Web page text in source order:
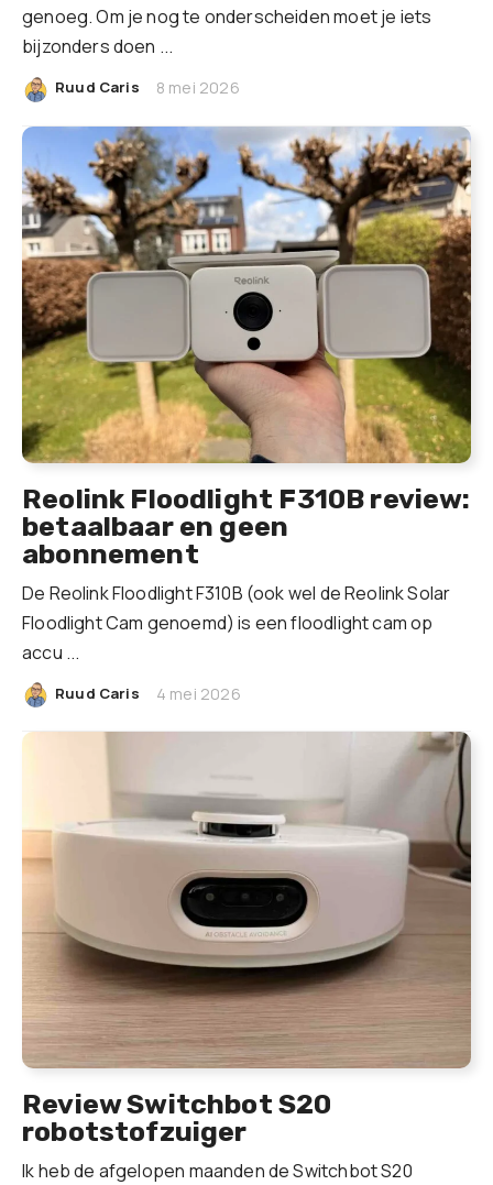
genoeg. Om je nog te onderscheiden moet je iets
bijzonders doen ...
Ruud Caris 8 mei 2026
Reolink Floodlight F310B review:
betaalbaar en geen
abonnement
De Reolink Floodlight F310B (ook wel de Reolink Solar
Floodlight Cam genoemd) is een floodlight cam op
accu ...
Ruud Caris 4 mei 2026
Review Switchbot S20
robotstofzuiger
Ik heb de afgelopen maanden de Switchbot S20